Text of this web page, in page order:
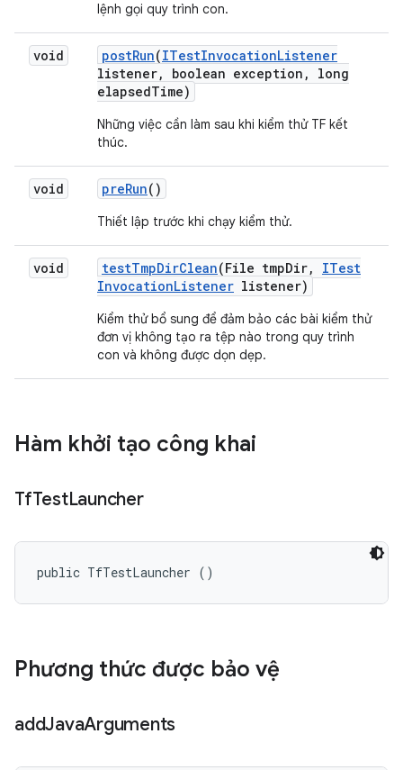
lệnh gọi quy trình con.
void postRun(ITestInvocationListener
listener, boolean exception ,
long
elapsedTime)
Những việc cần làm sau khi kiểm thử TF kết
thúc.
void preRun()
Thiết lập trước khi chạy kiểm thử.
void testTmpDirClean(File tmpDir,
ITest
InvocationListener listener)
Kiểm thử bổ sung để đảm bảo các bài kiểm thử
đơn vị không tạo ra tệp nào trong quy trình
con và không được dọn dẹp.
Hàm khởi tạo công khai
TfTestLauncher
public TfTestLauncher ()
Phương thức được bảo vệ
addJavaArguments